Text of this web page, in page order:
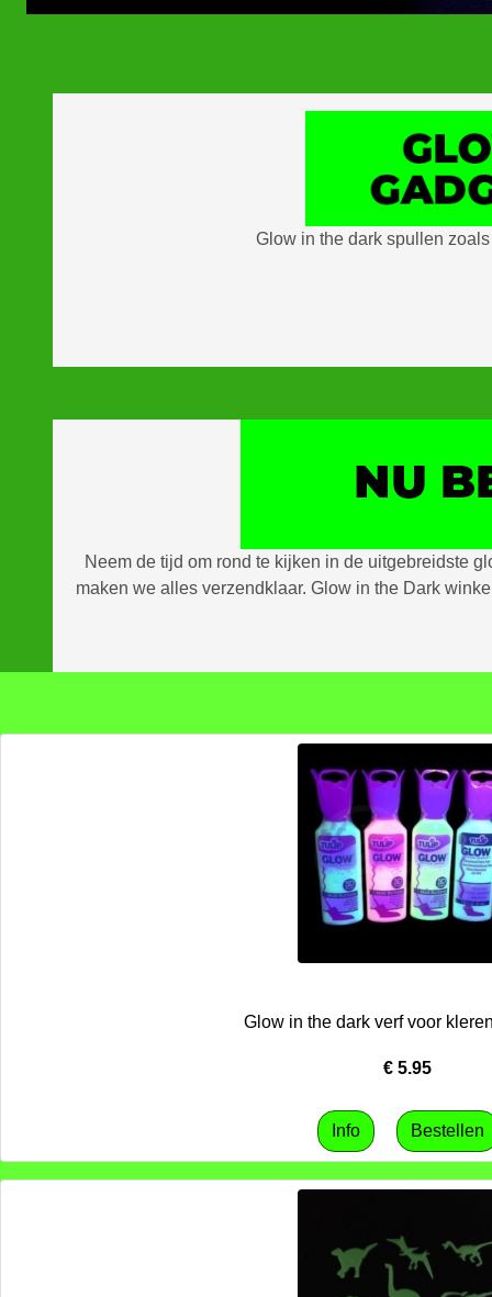
Glow in the dark spullen
Neem de tijd om rond te kijken in de uitgebreidste
maken we alles verzendklaar. Glow in the Dark
Glow in the dark verf voor
€ 5.95